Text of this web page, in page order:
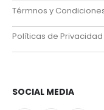
Térmnos y
Políticas de Privacidad
SOCIAL MEDIA